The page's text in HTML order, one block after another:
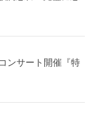
ンサート開催『特